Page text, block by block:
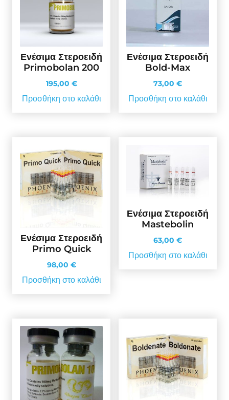
Ενέσιμα Στεροειδή
Primobolan 200
195,00 €
Προσθήκη στο καλάθι
Ενέσιμα Στεροειδή
Bold-Max
73,00 €
Προσθήκη στο καλάθι
Ενέσιμα Στεροειδή
Primo Quick
98,00 €
Προσθήκη στο καλάθι
Ενέσιμα Στεροειδή
Mastebolin
63,00 €
Προσθήκη στο καλάθι